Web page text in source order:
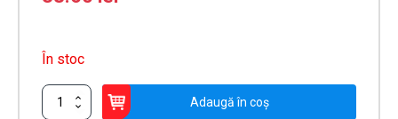
În stoc
Cantitate
Adaugă în coș